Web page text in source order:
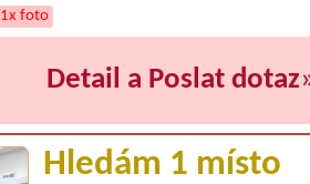
1x foto
Detail a Poslat dotaz
Hledám 1 místo